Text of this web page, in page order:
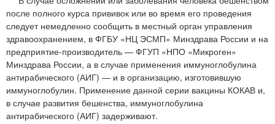
после полного курса прививок или во время его проведения
следует немедленно сообщить в местный орган управления
здравоохранением, в ФГБУ «НЦ ЭСМП» Минздрава России и на
предприятие-производитель — ФГУП «НПО «Микроген»
Минздрава России, а в случае применения иммуноглобулина
антирабического (АИГ) — и в организацию, изготовившую
иммуноглобулин. Применение данной серии вакцины КОКАВ и,
в случае развития бешенства, иммуноглобулина
антирабического (АИГ) задерживают.